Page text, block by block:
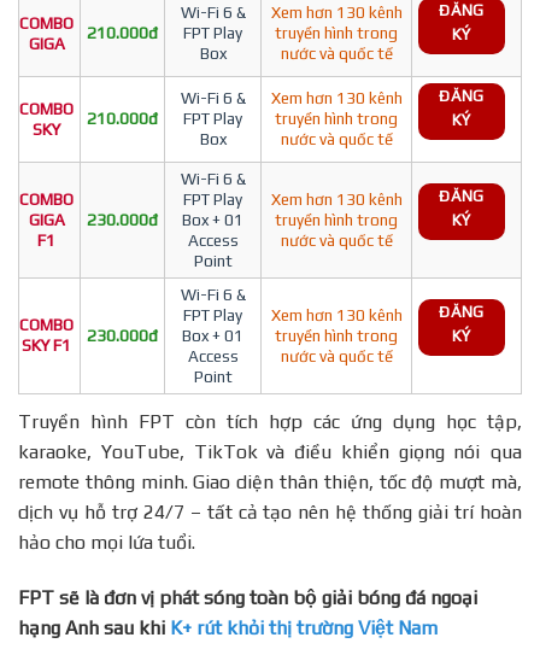
COMBO
GIGA
210.000đ
Wi-Fi 6 &
FPT Play
Box
Xem hơn 130 kênh
truyền hình trong
nước và quốc tế
ĐĂNG
KÝ
COMBO
SKY
210.000đ
Wi-Fi 6 &
FPT Play
Box
Xem hơn 130 kênh
truyền hình trong
nước và quốc tế
ĐĂNG
KÝ
COMBO
GIGA
F1
230.000đ
Wi-Fi 6 &
FPT Play
Box + 01
Access
Point
Xem hơn 130 kênh
truyền hình trong
nước và quốc tế
ĐĂNG
KÝ
COMBO
SKY F1
230.000đ
Wi-Fi 6 &
FPT Play
Box + 01
Access
Point
Xem hơn 130 kênh
truyền hình trong
nước và quốc tế
ĐĂNG
KÝ
Truyền hình FPT còn tích hợp các ứng dụng học tập,
karaoke, YouTube, TikTok và điều khiển giọng nói qua
remote thông minh. Giao diện thân thiện, tốc độ mượt mà,
dịch vụ hỗ trợ 24/7 – tất cả tạo nên hệ thống giải trí hoàn
hảo cho mọi lứa tuổi.
FPT sẽ là đơn vị phát sóng toàn bộ giải bóng đá ngoại
hạng Anh sau khi K+ rút khỏi thị trường Việt Nam